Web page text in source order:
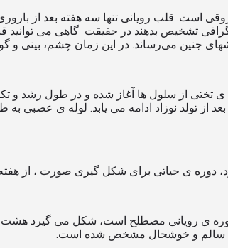
است. قلب رویانی تنها سه هفته بعد از
تشخیص بدهند در حقیقت گاهی می
جنین می‌رساند. در این زمان چشم، بینی و
از سلول ها آغاز شده و در طول رشد و
ی حیاتی برای شکل گیری صورت ، از هفته
ی رویانی مصطلح است، شکل می گیرد هشت
، سالم و خوشحال مشخص شده است.